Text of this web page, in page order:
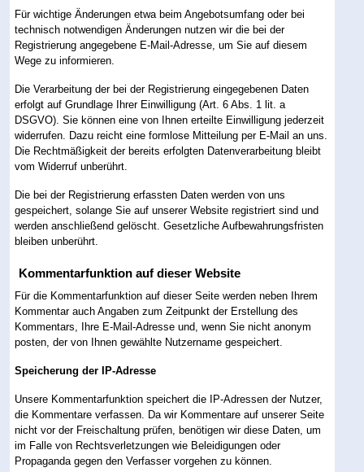
Für wichtige Änderungen etwa beim Angebotsumfang oder bei
technisch notwendigen Änderungen nutzen wir die bei der
Registrierung angegebene E-Mail-Adresse, um Sie auf diesem
Wege zu informieren.
Die Verarbeitung der bei der Registrierung eingegebenen Daten
erfolgt auf Grundlage Ihrer Einwilligung (Art. 6 Abs. 1 lit. a
DSGVO). Sie können eine von Ihnen erteilte Einwilligung jederzeit
widerrufen. Dazu reicht eine formlose Mitteilung per E-Mail an uns.
Die Rechtmäßigkeit der bereits erfolgten Datenverarbeitung bleibt
vom Widerruf unberührt.
Die bei der Registrierung erfassten Daten werden von uns
gespeichert, solange Sie auf unserer Website registriert sind und
werden anschließend gelöscht. Gesetzliche Aufbewahrungsfristen
bleiben unberührt.
Kommentarfunktion auf dieser Website
Für die Kommentarfunktion auf dieser Seite werden neben Ihrem
Kommentar auch Angaben zum Zeitpunkt der Erstellung des
Kommentars, Ihre E-Mail-Adresse und, wenn Sie nicht anonym
posten, der von Ihnen gewählte Nutzername gespeichert.
Speicherung der IP-Adresse
Unsere Kommentarfunktion speichert die IP-Adressen der Nutzer,
die Kommentare verfassen. Da wir Kommentare auf unserer Seite
nicht vor der Freischaltung prüfen, benötigen wir diese Daten, um
im Falle von Rechtsverletzungen wie Beleidigungen oder
Propaganda gegen den Verfasser vorgehen zu können.